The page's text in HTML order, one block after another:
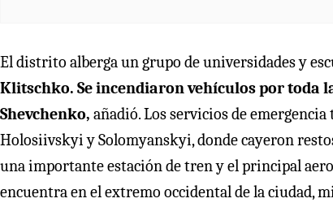
El distrito alberga un grupo de universidades y
Klitschko. Se incendiaron vehículos por toda
Shevchenko, añadió. Los servicios de
Holosiivskyi y Solomyanskyi, donde cayeron
una importante estación de tren y el principal
encuentra en el extremo occidental de la ciudad,